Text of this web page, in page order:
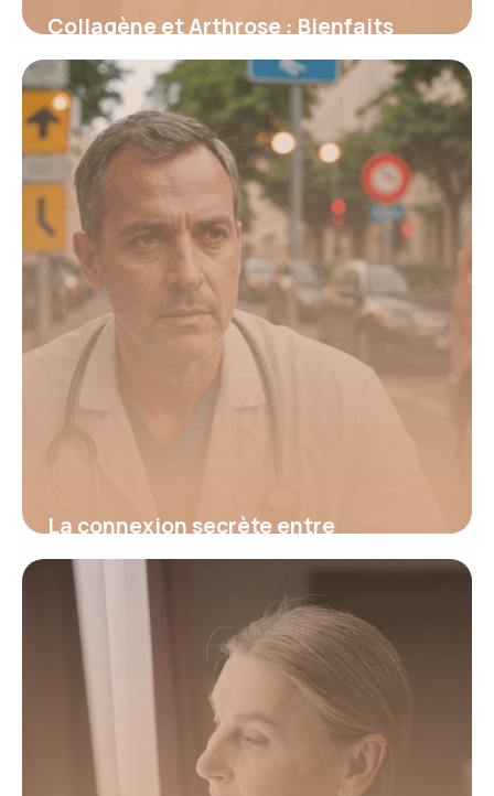
Collagène et Arthrose : Bienfaits
Prouvés 2026
16 juin 2026
La connexion secrète entre
hypertension et fatigue : découvrez
le signal d’alerte invisible qui menace
votre santé et comment l’identifier
avant qu’il ne soit trop tard
16 juin 2026